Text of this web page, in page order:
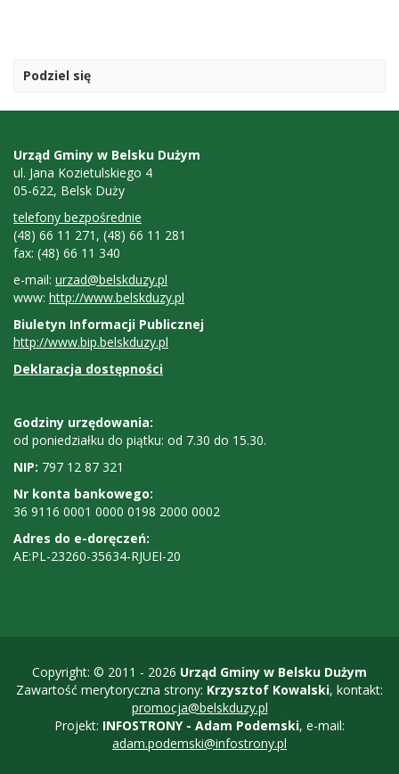
Podziel się
Kontakt
Urząd Gminy w Belsku Dużym
ul. Jana Kozietulskiego 4
05-622, Belsk Duży
telefony bezpośrednie
(48) 66 11 271, (48) 66 11 281
fax: (48) 66 11 340
e-mail: urzad@belskduzy.pl
www: http://www.belskduzy.pl
Biuletyn Informacji Publicznej
http://www.bip.belskduzy.pl
Deklaracja dostępności
Godziny
urzędowania,
NIP,
nr
konta
bankowego
Godziny urzędowania:
od poniedziałku do piątku: od 7.30 do 15.30.
NIP: 797 12 87 321
Nr konta bankowego:
36 9116 0001 0000 0198 2000 0002
Adres do e-doręczeń:
AE:PL-23260-35634-RJUEI-20
Copyright: © 2011 - 2026 Urząd Gminy w Belsku Dużym
Zawartość merytoryczna strony: Krzysztof Kowalski, kontakt:
promocja@belskduzy.pl
Projekt: INFOSTRONY - Adam Podemski, e-mail:
adam.podemski@infostrony.pl